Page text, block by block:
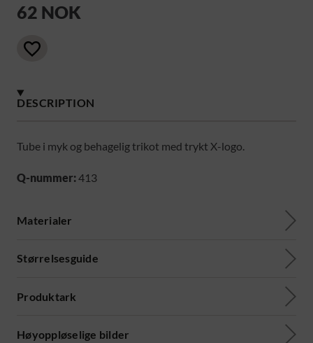
62 NOK
DESCRIPTION
Tube i myk og behagelig trikot med trykt X-logo.
Q-nummer:413
Materialer
Størrelsesguide
Produktark
Høyoppløselige bilder